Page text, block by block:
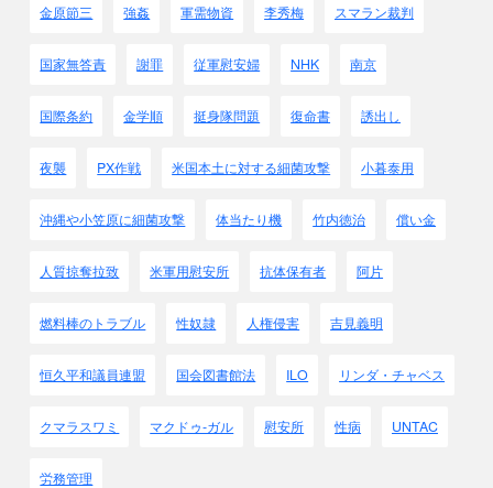
金原節三 強姦 軍需物資 李秀梅 スマラン裁判
国家無答責 謝罪 従軍慰安婦 NHK 南京
国際条約 金学順 挺身隊問題 復命書 誘出し
夜襲 PX作戦 米国本土に対する細菌攻撃 小暮泰用
沖縄や小笠原に細菌攻撃 体当たり機 竹内徳治 償い金
人質掠奪拉致 米軍用慰安所 抗体保有者 阿片
燃料棒のトラブル 性奴隷 人権侵害 吉見義明
恒久平和議員連盟 国会図書館法 ILO リンダ・チャベス
クマラスワミ マクドゥ-ガル 慰安所 性病 UNTAC
労務管理